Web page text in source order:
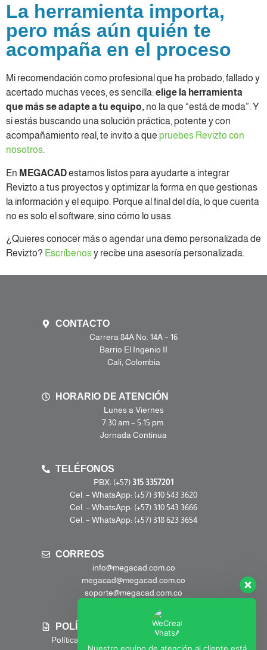
La herramienta importa,
pero más aún quién te
acompaña en el proceso
Mi recomendación como profesional que ha probado, fallado y
acertado muchas veces, es sencilla:elige la herramienta
que más se adapte a tu equipo, no la que “está de moda”. Y
si estás buscando una solución práctica, potente y con
acompañamiento real, te invito a que pruebes Revizto con
nosotros.
En MEGACADestamos listos para ayudarte a integrar
Revizto a tus proyectos y optimizar la forma en que gestionas
la información y el equipo. Porque al final del día, lo que cuenta
no es solo el software, sino cómo lo usas.
¿Quieres conocer más o agendar una demo personalizada de
Revizto? Escríbenosy recibe una asesoría personalizada.
CONTACTO
Carrera 84A No. 14A – 16
Barrio El Ingenio II
Cali, Colombia
HORARIO DE ATENCIÓN
Lunes a Viernes
7:30 am – 5:15 pm.
Jornada Continua
TELÉFONOS
PBX: (+57)315 3357201
Cel. – WhatsApp: (+57) 310 543 3620
Cel. – WhatsApp: (+57) 310 543 3666
Cel. – WhatsApp: (+57) 318 623 3654
CORREOS
info@megacad.com.co
megacad@megacad.com.co
soporte@megacad.com.co
POLÍTICAS
Política de Tratamiento de Datos Personales